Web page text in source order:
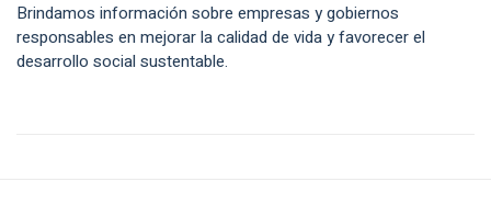
Brindamos información sobre empresas y gobiernos
responsables en mejorar la calidad de vida y favorecer el
desarrollo social sustentable.